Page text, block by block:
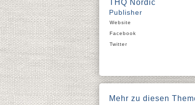
THQ Nordic
Publisher
Website
Facebook
Twitter
Mehr zu diesen